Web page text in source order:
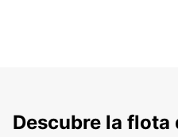
Descubre la flota